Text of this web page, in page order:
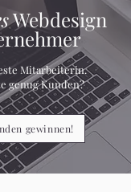
Webdesign
Mitarbeiterin.
genug Kunden?
gewinnen!